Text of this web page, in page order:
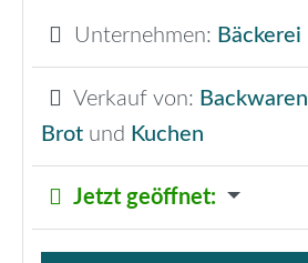
Unternehmen: Bäckerei
Verkauf von: Backwaren
Brot und Kuchen
Jetzt geöffnet: